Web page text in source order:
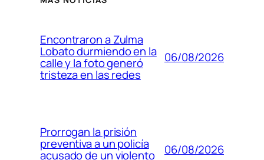
Encontraron a Zulma
Lobato durmiendo en la
calle y la foto generó
tristeza en las redes
06/08/2026
Prorrogan la prisión
preventiva a un policía
acusado de un violento 06/08/2026